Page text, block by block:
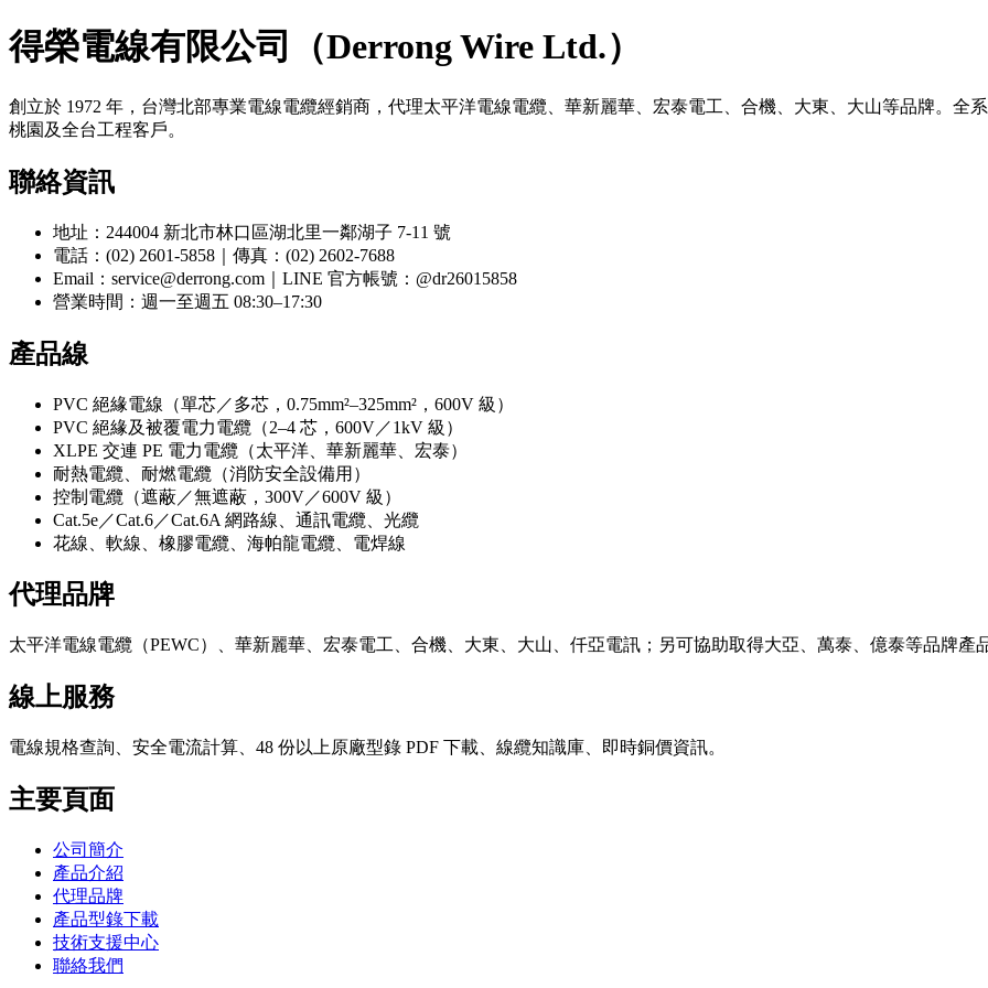
得榮電線有限公司（Derrong Wire Ltd.）
創立於 1972 年，台灣北部專業電線電纜經銷商，代理太平洋電線電纜、華新麗華、宏泰電工、合機、大東、大山等品牌。全
桃園及全台工程客戶。
聯絡資訊
地址：244004 新北市林口區湖北里一鄰湖子 7-11 號
電話：(02) 2601-5858｜傳真：(02) 2602-7688
Email：service@derrong.com｜LINE 官方帳號：@dr26015858
營業時間：週一至週五 08:30–17:30
產品線
PVC 絕緣電線（單芯／多芯，0.75mm²–325mm²，600V 級）
PVC 絕緣及被覆電力電纜（2–4 芯，600V／1kV 級）
XLPE 交連 PE 電力電纜（太平洋、華新麗華、宏泰）
耐熱電纜、耐燃電纜（消防安全設備用）
控制電纜（遮蔽／無遮蔽，300V／600V 級）
Cat.5e／Cat.6／Cat.6A 網路線、通訊電纜、光纜
花線、軟線、橡膠電纜、海帕龍電纜、電焊線
代理品牌
太平洋電線電纜（PEWC）、華新麗華、宏泰電工、合機、大東、大山、仟亞電訊；另可協助取得大亞、萬泰、億泰等品牌產
線上服務
電線規格查詢、安全電流計算、48 份以上原廠型錄 PDF 下載、線纜知識庫、即時銅價資訊。
主要頁面
公司簡介
產品介紹
代理品牌
產品型錄下載
技術支援中心
聯絡我們